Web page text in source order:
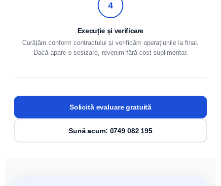
4
Execuție și verificare
Curățăm conform contractului și verificăm operațiunile la final.
Dacă apare o sesizare, revenim fără cost suplimentar.
Solicită evaluare gratuită
Sună acum: 0749 082 195